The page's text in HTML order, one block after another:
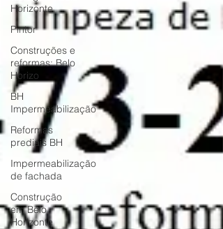
Horizonte
Pintor
Construções e
reformas: Belo
Horizo
BH
Impermeabilização
Reformas
prediais BH
Impermeabilização
de fachada
Construção
em Belo
Horizonte